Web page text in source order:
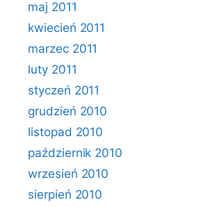
maj 2011
kwiecień 2011
marzec 2011
luty 2011
styczeń 2011
grudzień 2010
listopad 2010
październik 2010
wrzesień 2010
sierpień 2010